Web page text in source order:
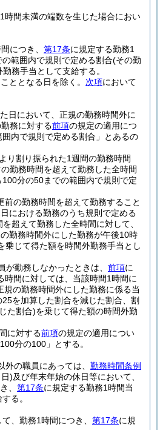
時間未満の端数を生じた場合におい
につき、 第17条に規定する勤務1
範囲内で規則で定める割合(その勤
務手当として支給する。
ととなる日を除く。 次項において
日において、正規の勤務時間外に
務に対する前項の規定の適用につ
内で規則で定める割合」とあるの
り割り振られた1週間の勤務時間
勤務時間を超えて勤務した全時間
分の50までの範囲内で規則で定
前の勤務時間を超えて勤務すること
における勤務のうち規則で定める
超えて勤務した全時間に対して、
勤務時間外にした勤務が午後10時
乗じて得た額を時間外勤務手当とし
勤務しなかったときは、 前項に
間に対しては、当該時間1時間に
規の勤務時間外にした勤務に係る当
を加算した割合を減じた割合、割
た割合)を乗じて得た額の時間外勤
に対する前項の規定の適用につい
分の100」とする。
の職員にあっては、 勤務時間条例
)及び年末年始の休日等において、
、 第17条に規定する勤務1時間当
る。
、勤務1時間につき、 第17条に規